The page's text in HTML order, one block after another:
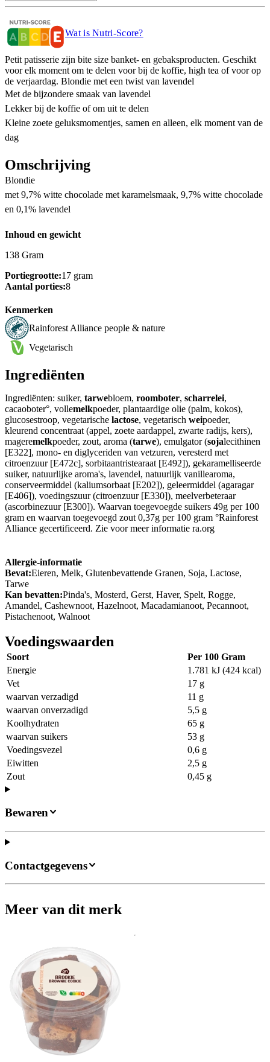
Wat is Nutri-Score?
Petit patisserie zijn bite size banket- en gebaksproducten. Geschikt
voor elk moment om te delen voor bij de koffie, high tea of voor op
de verjaardag. Blondie met een twist van lavendel
Met de bijzondere smaak van lavendel
Lekker bij de koffie of om uit te delen
Kleine zoete geluksmomentjes, samen en alleen, elk moment van de
dag
Omschrijving
Blondie
met 9,7% witte chocolade met karamelsmaak, 9,7% witte chocolade
en 0,1% lavendel
Inhoud en gewicht
138 Gram
Portiegrootte:17 gram
Aantal porties:8
Kenmerken
Rainforest Alliance people & nature
Vegetarisch
Ingrediënten
Ingrediënten: suiker, tarwebloem, roomboter, scharrelei,
cacaoboter°, vollemelkpoeder, plantaardige olie (palm, kokos),
glucosestroop, vegetarische lactose, vegetarisch weipoeder,
kleurend concentraat (appel, zoete aardappel, zwarte radijs, kers),
mageremelkpoeder, zout, aroma (tarwe), emulgator (sojalecithinen
[E322], mono- en diglyceriden van vetzuren, veresterd met
citroenzuur [E472c], sorbitaantristearaat [E492]), gekaramelliseerde
suiker, natuurlijke aroma's, lavendel, natuurlijk vanillearoma,
conserveermiddel (kaliumsorbaat [E202]), geleermiddel (agaragar
[E406]), voedingszuur (citroenzuur [E330]), meelverbeteraar
(ascorbinezuur [E300]). Waarvan toegevoegde suikers 49g per 100
gram en waarvan toegevoegd zout 0,37g per 100 gram °Rainforest
Alliance gecertificeerd. Zie voor meer informatie ra.org
Allergie-informatie
Bevat:Eieren, Melk, Glutenbevattende Granen, Soja, Lactose,
Tarwe
Kan bevatten:Pinda's, Mosterd, Gerst, Haver, Spelt, Rogge,
Amandel, Cashewnoot, Hazelnoot, Macadamianoot, Pecannoot,
Pistachenoot, Walnoot
Voedingswaarden
Soort
Per 100 Gram
Energie
1.781 kJ (424 kcal)
Vet
17 g
waarvan verzadigd
11 g
waarvan onverzadigd
5,5 g
Koolhydraten
65 g
waarvan suikers
53 g
Voedingsvezel
0,6 g
Eiwitten
2,5 g
Zout
0,45 g
Bewaren
Contactgegevens
Meer van dit merk